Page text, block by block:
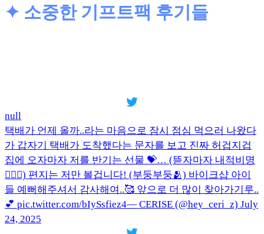
✦ 소중한 기프트팩 후기들
null
택배가 언제 올까..라는 마음으로 잠시 점심 먹으러 나왔다
가 갑자기 택배가 도착했다는 문자를 보고 진짜 허겁지겁
집에 오자마자 저를 반기는 선물 💝… (뜯자마자 내적비명
🤦🏼‍♀️) 편지는 저만 볼겁니다! (부둥부둥🫂) 바이크샵 아이
들 예뻐해주셔서 감사해여..🥰 앞으로 더 많이 찾아가기루..
💕 pic.twitter.com/bIySsfiez4— CERISE (@hey_ceri_z) July
24, 2025